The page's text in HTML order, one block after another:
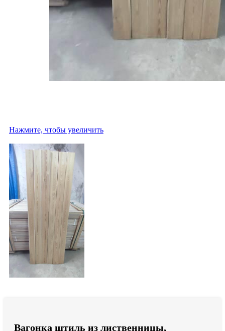
Нажмите, чтобы увеличить
Вагонка штиль из лиственницы,